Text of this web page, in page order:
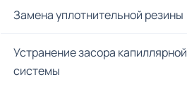
Замена уплотнительной резины
Устранение засора капиллярной
системы